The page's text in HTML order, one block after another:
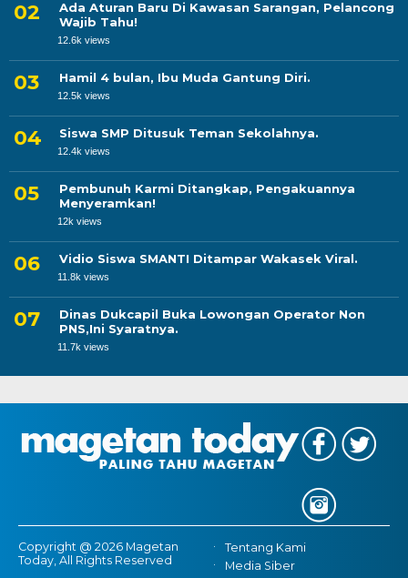
Ada Aturan Baru Di Kawasan Sarangan, Pelancong
Wajib Tahu!
12.6k views
Hamil 4 bulan, Ibu Muda Gantung Diri.
12.5k views
Siswa SMP Ditusuk Teman Sekolahnya.
12.4k views
Pembunuh Karmi Ditangkap, Pengakuannya
Menyeramkan!
12k views
Vidio Siswa SMANTI Ditampar Wakasek Viral.
11.8k views
Dinas Dukcapil Buka Lowongan Operator Non
PNS,Ini Syaratnya.
11.7k views
Copyright @ 2026 Magetan
Today, All Rights Reserved
Tentang Kami
Media Siber